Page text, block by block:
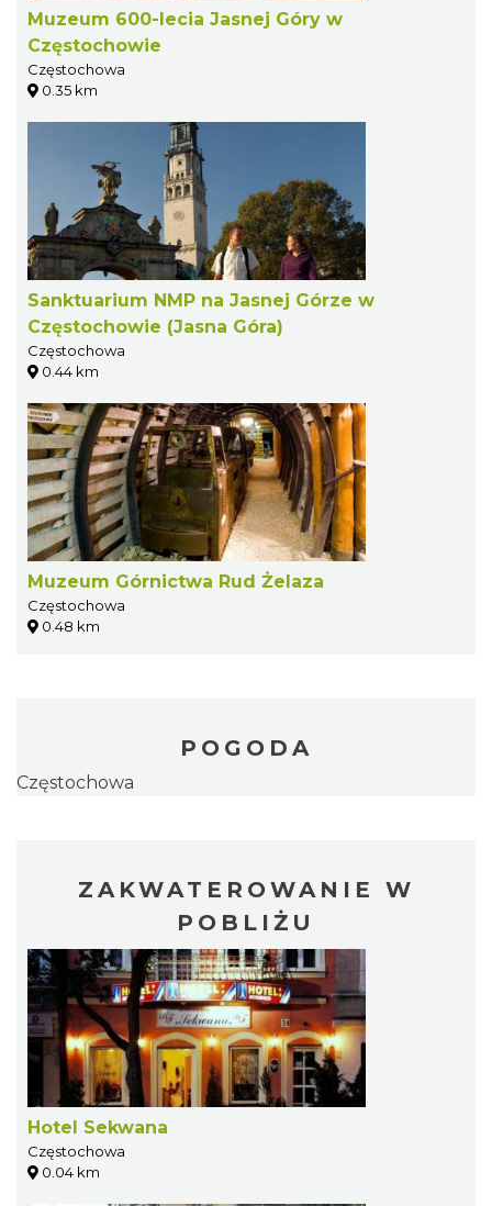
Muzeum 600-lecia Jasnej Góry w
Częstochowie
Częstochowa
0.35 km
Sanktuarium NMP na Jasnej Górze w
Częstochowie (Jasna Góra)
Częstochowa
0.44 km
Muzeum Górnictwa Rud Żelaza
Częstochowa
0.48 km
POGODA
Częstochowa
ZAKWATEROWANIE W
POBLIŻU
Hotel Sekwana
Częstochowa
0.04 km